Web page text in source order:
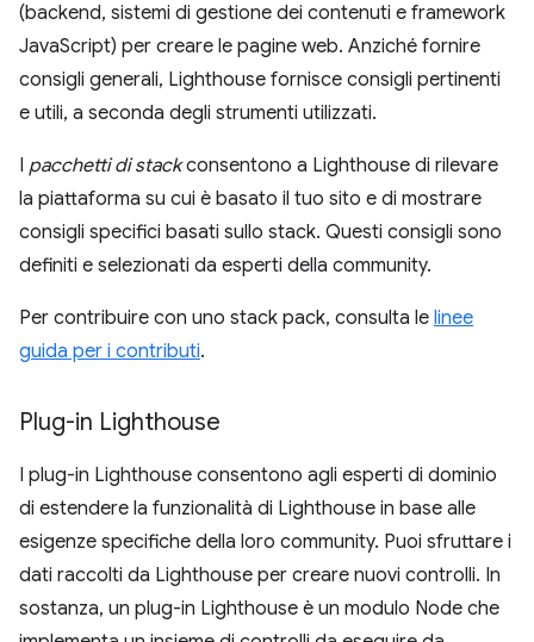
(backend, sistemi di gestione dei contenuti e framework
JavaScript) per creare le pagine web. Anziché fornire
consigli generali, Lighthouse fornisce consigli pertinenti
e utili, a seconda degli strumenti utilizzati.
I pacchetti di stackconsentono a Lighthouse di rilevare
la piattaforma su cui è basato il tuo sito e di mostrare
consigli specifici basati sullo stack. Questi consigli sono
definiti e selezionati da esperti della community.
Per contribuire con uno stack pack, consulta le linee
guida per i contributi.
Plug-in Lighthouse
I plug-in Lighthouse consentono agli esperti di dominio
di estendere la funzionalità di Lighthouse in base alle
esigenze specifiche della loro community. Puoi sfruttare i
dati raccolti da Lighthouse per creare nuovi controlli. In
sostanza, un plug-in Lighthouse è un modulo Node che